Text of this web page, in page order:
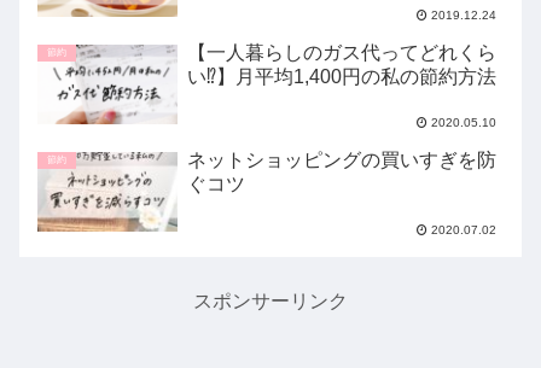
2019.12.24
節約
【一人暮らしのガス代ってどれくら
い⁉】月平均1,400円の私の節約方法
2020.05.10
節約
ネットショッピングの買いすぎを防
ぐコツ
2020.07.02
スポンサーリンク